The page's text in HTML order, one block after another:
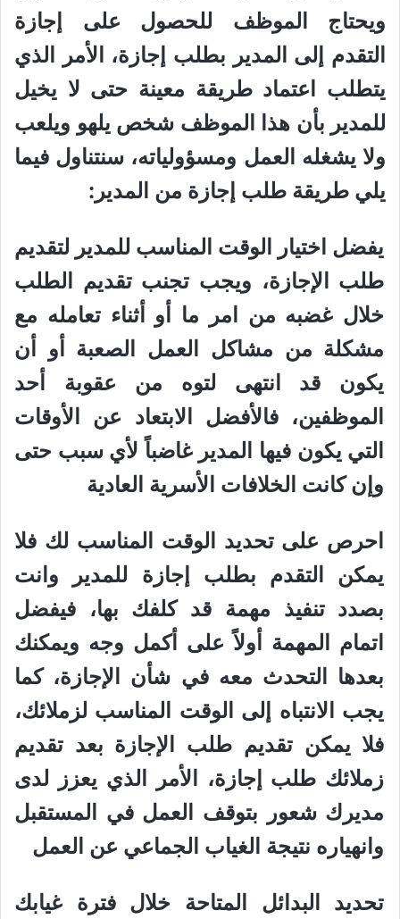
ويحتاج الموظف للحصول على إجازة
التقدم إلى المدير بطلب إجازة، الأمر الذي
يتطلب اعتماد طريقة معينة حتى لا يخيل
للمدير بأن هذا الموظف شخص يلهو ويلعب
ولا يشغله العمل ومسؤولياته، سنتناول فيما
يلي طريقة طلب إجازة من المدير:
يفضل اختيار الوقت المناسب للمدير لتقديم
طلب الإجازة، ويجب تجنب تقديم الطلب
خلال غضبه من امر ما أو أثناء تعامله مع
مشكلة من مشاكل العمل الصعبة أو أن
يكون قد انتهى لتوه من عقوبة أحد
الموظفين، فالأفضل الابتعاد عن الأوقات
التي يكون فيها المدير غاضباً لأي سبب حتى
وإن كانت الخلافات الأسرية العادية
احرص على تحديد الوقت المناسب لك فلا
يمكن التقدم بطلب إجازة للمدير وانت
بصدد تنفيذ مهمة قد كلفك بها، فيفضل
اتمام المهمة أولاً على أكمل وجه ويمكنك
بعدها التحدث معه في شأن الإجازة، كما
يجب الانتباه إلى الوقت المناسب لزملائك،
فلا يمكن تقديم طلب الإجازة بعد تقديم
زملائك طلب إجازة، الأمر الذي يعزز لدى
مديرك شعور بتوقف العمل في المستقبل
وانهياره نتيجة الغياب الجماعي عن العمل
تحديد البدائل المتاحة خلال فترة غيابك